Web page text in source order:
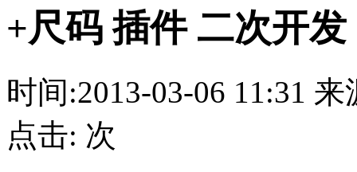
+尺码 插件 二次开发
时间:2013-03-06 11:31
点击: 次